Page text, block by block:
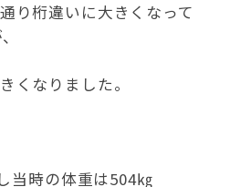
り桁違いに大きくなって
くなりました。
当時の体重は504㎏